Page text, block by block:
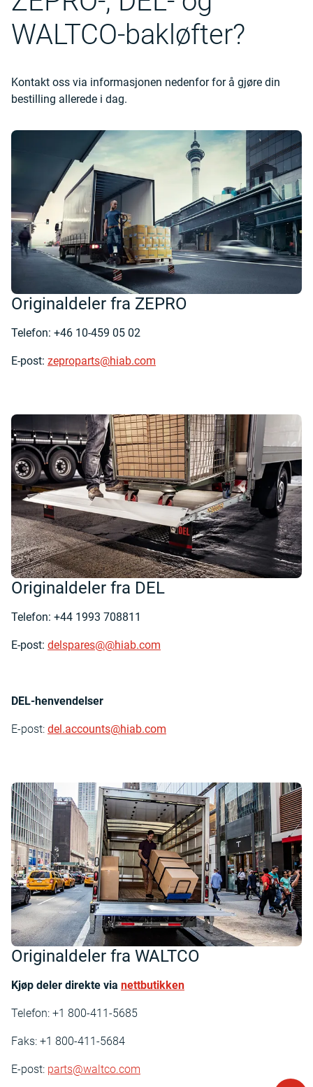
WALTCO-bakløfter?
Kontakt oss via informasjonen nedenfor for å gjøre din
bestilling allerede i dag.
Originaldeler fra ZEPRO
Telefon: +46 10-459 05 02
E-post: zeproparts@hiab.com
Originaldeler fra DEL
Telefon: +44 1993 708811
E-post: delspares@@hiab.com
DEL-henvendelser
E-post: del.accounts@hiab.com
Originaldeler fra WALTCO
Kjøp deler direkte via nettbutikken
Telefon: +1 800-411-5685
Faks: +1 800-411-5684
E-post: parts@waltco.com